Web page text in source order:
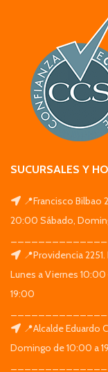
SUCURSALES Y
📍Francisco Bilbao
20:00 Sábado,
📍Providencia
Lunes a Viernes
19:00
📍Alcalde Eduardo
Domingo de 10:00 a